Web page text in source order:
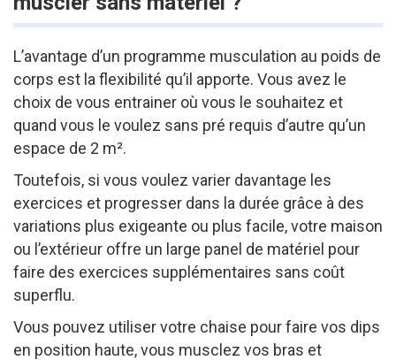
L’avantage d’un programme musculation au poids de
corps est la flexibilité qu’il apporte. Vous avez le
choix de vous entrainer où vous le souhaitez et
quand vous le voulez sans pré requis d’autre qu’un
espace de 2 m².
Toutefois, si vous voulez varier davantage les
exercices et progresser dans la durée grâce à des
variations plus exigeante ou plus facile, votre maison
ou l’extérieur offre un large panel de matériel pour
faire des exercices supplémentaires sans coût
superflu.
Vous pouvez utiliser votre chaise pour faire vos dips
en position haute, vous musclez vos bras et